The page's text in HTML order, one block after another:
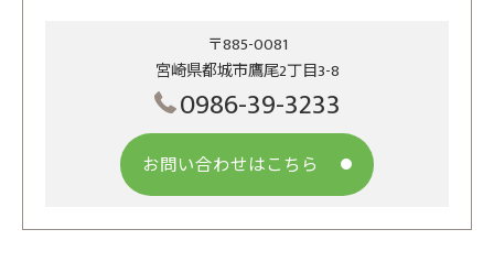
〒885-0081
宮崎県都城市鷹尾2丁目3-8
0986-39-3233
お問い合わせはこちら